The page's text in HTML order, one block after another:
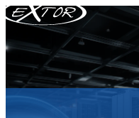
Skip to content